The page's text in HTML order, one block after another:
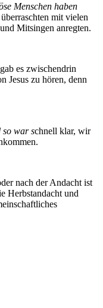
Menschen haben
mit vielen
Mitsingen anregten.
es zwischendrin
Jesus zu hören, denn
so war schnell klar, wir
nach der Andacht ist
Herbstandacht und